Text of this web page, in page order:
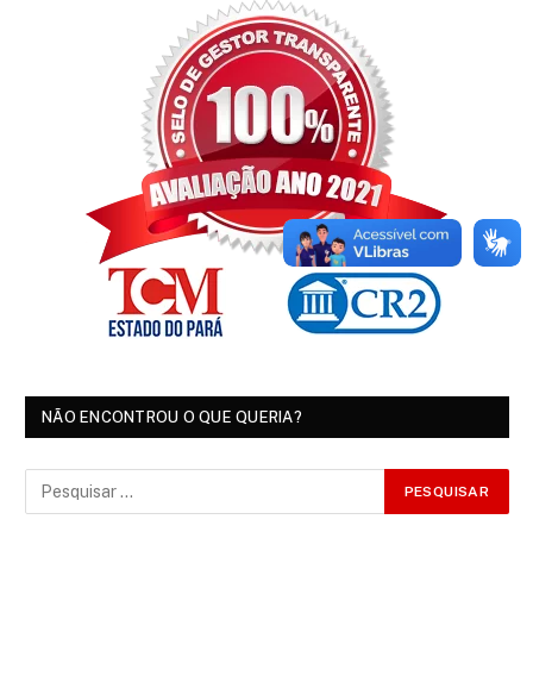
NÃO ENCONTROU O QUE QUERIA?